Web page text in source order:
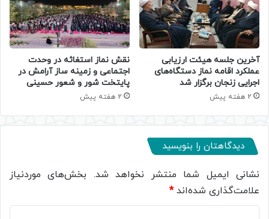
آخرین جلسه هیئت ارزیابی
عملکرد اقامه نماز دستگاه‌های
اجرایی زنجان برگزار شد
2 هفته پیش
نقش نماز استغاثه در وحدت
اجتماعی و زمینه ساز آرامش در
پایتخت شور و شعور حسینی
2 هفته پیش
دیدگاهتان را بنویسید
نشانی ایمیل شما منتشر نخواهد شد. بخش‌های موردنیاز
علامت‌گذاری شده‌اند*